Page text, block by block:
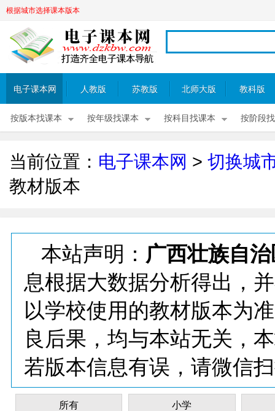
根据城市选择课本版本
电子课本网 人教版 苏教版 北师大版 教科版
按版本找课本 按年级找课本 按科目找课本 按阶段
当前位置： 电子课本网 > 切换城
教材版本
本站声明： 广西壮族自
息根据大数据分析得出，
以学校使用的教材版本为
良后果，均与本站无关，
若版本信息有误，请微信
所有 小学